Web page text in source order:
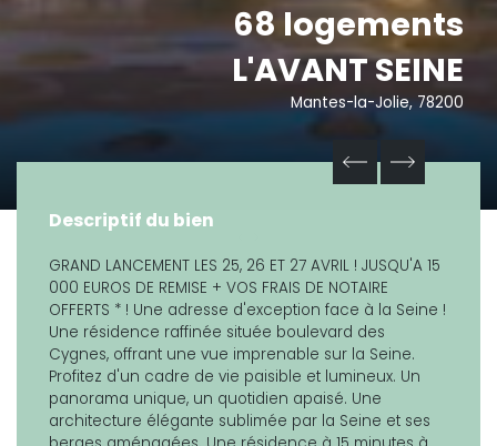
68 logements
L'AVANT SEINE
Mantes-la-Jolie, 78200
Descriptif du bien
GRAND LANCEMENT LES 25, 26 ET 27 AVRIL ! JUSQU'A 15
000 EUROS DE REMISE + VOS FRAIS DE NOTAIRE
OFFERTS * ! Une adresse d'exception face à la Seine !
Une résidence raffinée située boulevard des
Cygnes, offrant une vue imprenable sur la Seine.
Profitez d'un cadre de vie paisible et lumineux. Un
panorama unique, un quotidien apaisé. Une
architecture élégante sublimée par la Seine et ses